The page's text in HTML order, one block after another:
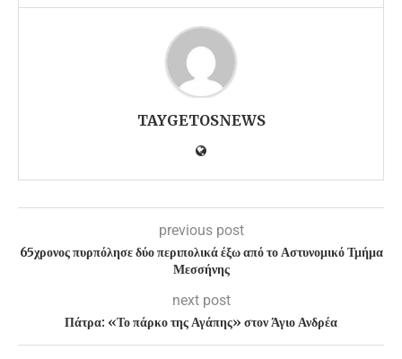
TAYGETOSNEWS
previous post
65χρονος πυρπόλησε δύο περιπολικά έξω από το Αστυνομικό Τμήμα
Μεσσήνης
next post
Πάτρα: «Το πάρκο της Αγάπης» στον Άγιο Ανδρέα